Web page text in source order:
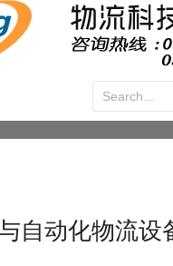
自动化物流设